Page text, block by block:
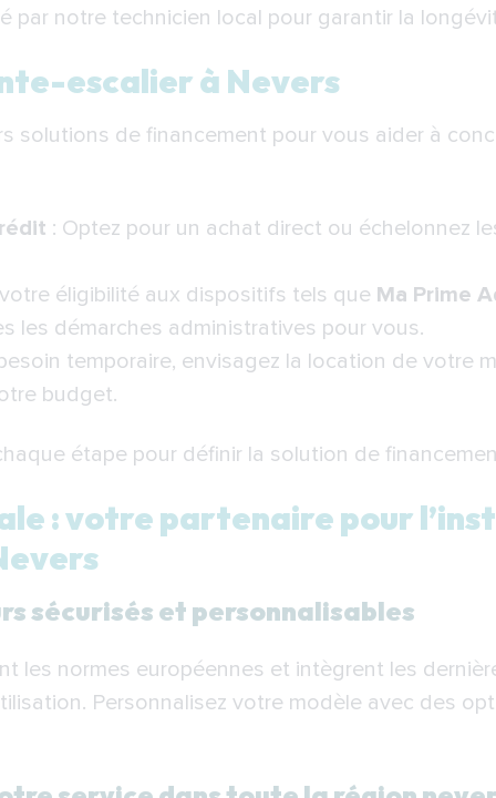
par notre technicien local pour garantir la
escalier à Nevers
solutions de financement pour vous aider à
: Optez pour un achat direct ou échelonnez
éligibilité aux dispositifs tels que Ma Prime
les démarches administratives pour vous.
temporaire, envisagez la location de votre
budget.
étape pour définir la solution de
: votre partenaire pour
sécurisés et personnalisables
les normes européennes et intègrent les
Personnalisez votre modèle avec des